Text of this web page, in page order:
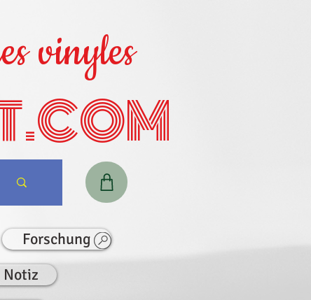
vinyles
Forschung
Notiz